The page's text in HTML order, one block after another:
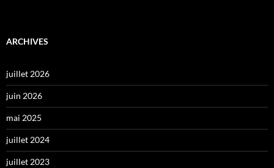
ARCHIVES
juillet 2026
juin 2026
mai 2025
juillet 2024
juillet 2023